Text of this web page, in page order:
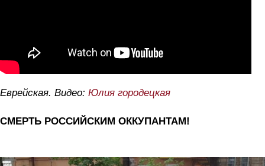
Еврейская. Видео: Юлия городецкая
СМЕРТЬ РОССИЙСКИМ ОККУПАНТАМ!